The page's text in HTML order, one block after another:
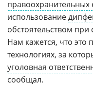
правоохранительных
использование
обстоятельством
Нам кажется, что это
технологиях, за
уголовная
сообщал.